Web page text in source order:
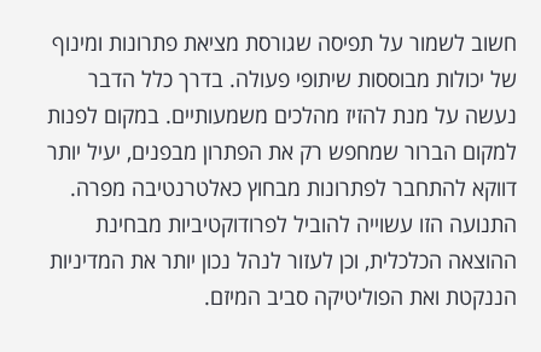
חשוב לשמור על תפיסה שגורסת מציאת פתרונות ומינוף
של יכולות מבוססות שיתופי פעולה. בדרך כלל הדבר
נעשה על מנת להזיז מהלכים משמעותיים. במקום לפנות
למקום הברור שמחפש רק את הפתרון מבפנים, יעיל יותר
דווקא להתחבר לפתרונות מבחוץ כאלטרנטיבה מפרה.
התנועה הזו עשוייה להוביל לפרודוקטיביות מבחינת
ההוצאה הכלכלית, וכן לעזור לנהל נכון יותר את המדיניות
הננקטת ואת הפוליטיקה סביב המיזם.